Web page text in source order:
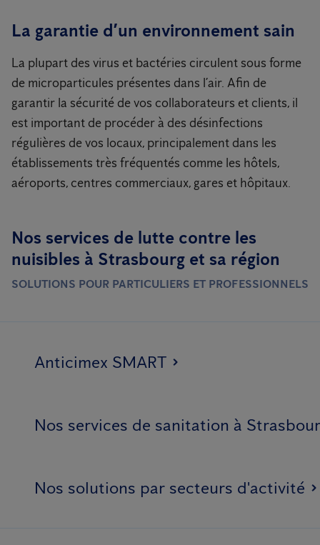
La garantie d’un environnement sain
La plupart des virus et bactéries circulent sous forme
de microparticules présentes dans l’air. Afin de
garantir la sécurité de vos collaborateurs et clients, il
est important de procéder à des désinfections
régulières de vos locaux, principalement dans les
établissements très fréquentés comme les hôtels,
aéroports, centres commerciaux, gares et hôpitaux.
Nos services de lutte contre les
nuisibles à Strasbourg et sa région
SOLUTIONS POUR PARTICULIERS ET PROFESSIONNELS
Anticimex SMART
Nos services de sanitation à
Nos solutions par secteurs d'activité